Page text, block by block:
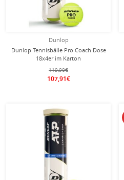
Dunlop
Dunlop Tennisbälle Pro Coach Dose
18x4er im Karton
119,90€
107,91€